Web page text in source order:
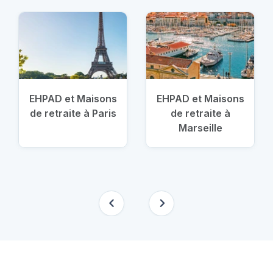
EHPAD et Maisons
de retraite à Paris
EHPAD et Maisons
de retraite à
Marseille